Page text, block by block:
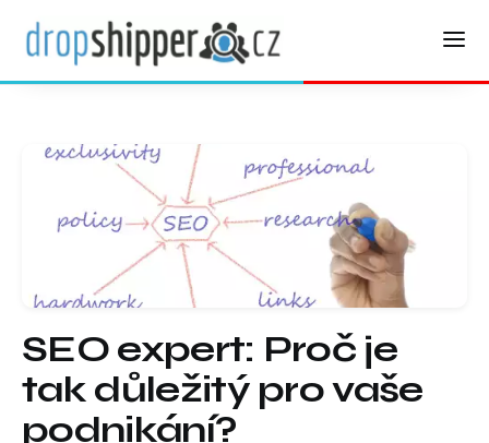
SEO expert: Proč je
tak důležitý pro vaše
podnikání?